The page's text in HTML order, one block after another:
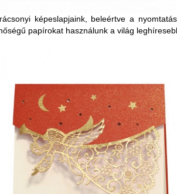
képeslapjaink, beleértve a
papírokat használunk a világ